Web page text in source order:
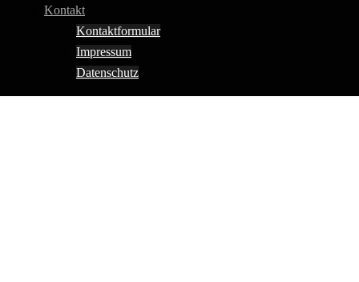
Kontakt
Kontaktformular
Impressum
Datenschutz